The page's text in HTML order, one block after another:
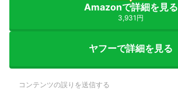
Amazonで詳細を見る
3,931円
ヤフーで詳細を見る
コンテンツの誤りを送信する